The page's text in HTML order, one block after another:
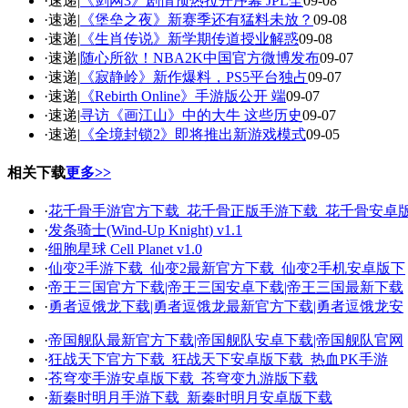
·速递| 《堡垒之夜》新赛季还有猛料未放？ 09-08
·速递| 《生肖传说》新学期传道授业解惑09-08
·速递|随心所欲！NBA2K中国官方微博发布09-07
·速递| 《寂静岭》新作爆料，PS5平台独占09-07
·速递| 《Rebirth Online》手游版公开 端09-07
·速递|寻访《画江山》中的大牛 这些历史09-07
·速递| 《全境封锁2》即将推出新游戏模式09-05
相关下载更多>>
·花千骨手游官方下载_花千骨正版手游下载_花千骨安卓
·发条骑士(Wind-Up Knight) v1.1
·细胞星球 Cell Planet v1.0
·仙变2手游下载_仙变2最新官方下载_仙变2手机安卓版下
·帝王三国官方下载|帝王三国安卓下载|帝王三国最新下载
·勇者逗饿龙下载|勇者逗饿龙最新官方下载|勇者逗饿龙安
·帝国舰队最新官方下载|帝国舰队安卓下载|帝国舰队官网
·狂战天下官方下载_狂战天下安卓版下载_热血PK手游
·苍穹变手游安卓版下载_苍穹变九游版下载
·新秦时明月手游下载_新秦时明月安卓版下载